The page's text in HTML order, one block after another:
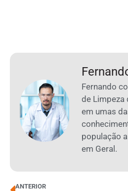
Fernando
de Limpeza
em umas
população
em Geral.
ANTERIOR